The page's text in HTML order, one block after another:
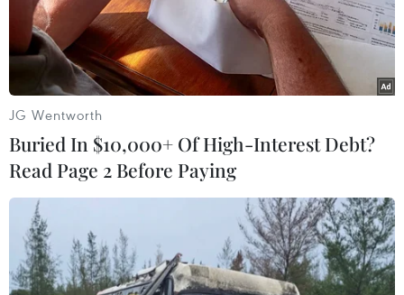
JG Wentworth
Buried In $10,000+ Of High-Interest Debt?
Read Page 2 Before Paying